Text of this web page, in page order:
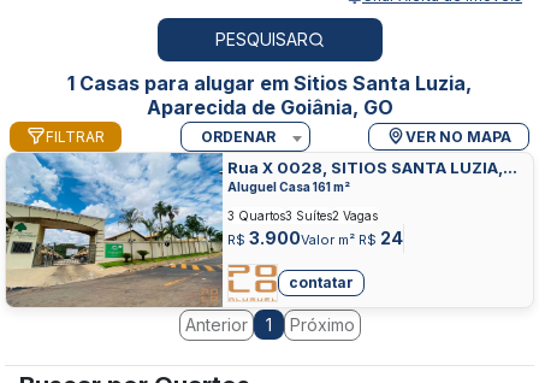
PESQUISAR
1 Casas para alugar em Sitios Santa Luzia,
Aparecida de Goiânia, GO
FILTRAR ORDENAR VER NO MAPA
Rua X 0028, SITIOS SANTA LUZIA,
APARECIDA DE GOIANIA
Aluguel Casa 161 m²
R$ 3.900Valor m² R$ 24
3 Quartos3 Suítes2 Vagas
contatar
Anterior 1 Próximo